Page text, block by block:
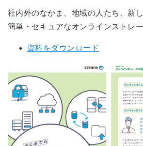
社内外のなかま、地域の人たち、新
簡単・セキュアなオンラインストレ
資料をダウンロード